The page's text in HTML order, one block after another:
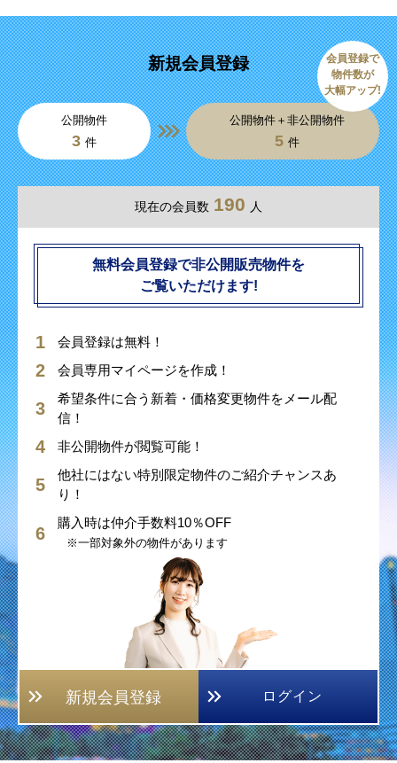
新規会員登録
公開物件
3 件
公開物件＋非公開物件
5 件
会員登録で
物件数が
大幅アップ!
現在の会員数 190 人
無料会員登録で非公開販売物件を
ご覧いただけます!
会員登録は無料！
会員専用マイページを作成！
希望条件に合う新着・価格変更物件をメール配
信！
非公開物件が閲覧可能！
他社にはない特別限定物件のご紹介チャンスあ
り！
購入時は仲介手数料10％OFF
※一部対象外の物件があります
新規会員登録 ログイン